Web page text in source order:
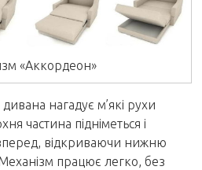
«Аккордеон»
нагадує м’які рухи
частина підніметься і
відкриваючи нижню
працює легко, без